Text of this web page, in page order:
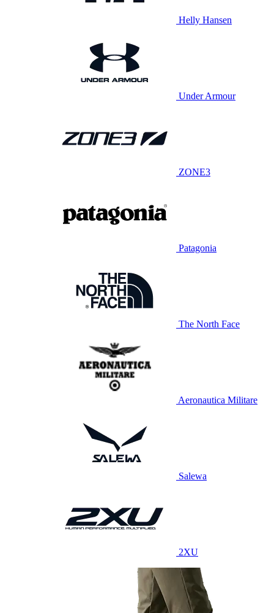
Helly Hansen
Under Armour
ZONE3
Patagonia
The North Face
Aeronautica Militare
Salewa
2XU